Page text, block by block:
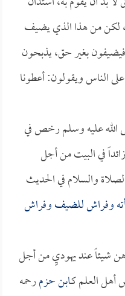
لكن من هذا الذي يضيف
بغير حق، يذبحون
الناس ويقولون: أعطونا
الله عليه وسلم رخص في
في البيت من أجل
والسلام في الحديث
وفراش للضيف وفراش
شيئاً عند يهوديٍ من أجل
العلم كـابن حزمرحمه